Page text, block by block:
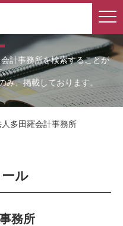
計事務所を検索することが
。
み、掲載しております。
多田羅会計事務所
ル
務所